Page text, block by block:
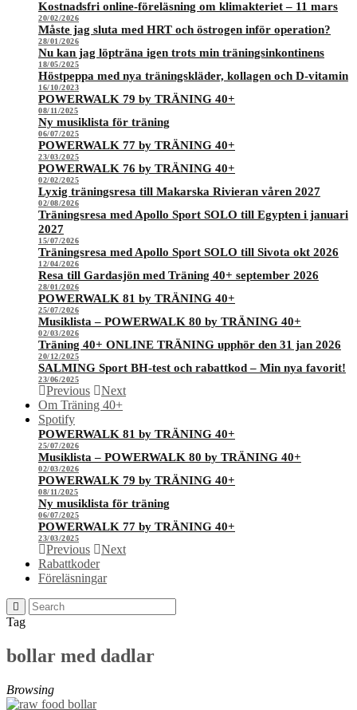
Kostnadsfri online-föreläsning om klimakteriet – 11 mars
20/02/2026
Måste jag sluta med HRT och östrogen inför operation?
28/01/2026
Nu kan jag löpträna igen trots min träningsinkontinens
18/05/2025
Höstpeppa med nya träningskläder, kollagen och D-vitamin
16/10/2023
POWERWALK 79 by TRÄNING 40+
08/11/2025
Ny musiklista för träning
06/07/2025
POWERWALK 77 by TRÄNING 40+
23/03/2025
POWERWALK 76 by TRÄNING 40+
02/02/2025
Lyxig träningsresa till Makarska Rivieran våren 2027
02/08/2026
Träningsresa med Apollo Sport SOLO till Egypten i januari
2027
15/07/2026
Träningsresa med Apollo Sport SOLO till Sivota okt 2026
12/04/2026
Resa till Gardasjön med Träning 40+ september 2026
28/01/2026
POWERWALK 81 by TRÄNING 40+
25/07/2026
Musiklista – POWERWALK 80 by TRÄNING 40+
02/03/2026
Träning 40+ ONLINE TRÄNING upphör den 31 jan 2026
20/12/2025
SALMING Sport BH-test och rabattkod – Min nya favorit!
23/06/2025
Previous
Next
Om Träning 40+
Spotify
POWERWALK 81 by TRÄNING 40+
25/07/2026
Musiklista – POWERWALK 80 by TRÄNING 40+
02/03/2026
POWERWALK 79 by TRÄNING 40+
08/11/2025
Ny musiklista för träning
06/07/2025
POWERWALK 77 by TRÄNING 40+
23/03/2025
Previous
Next
Rabattkoder
Föreläsningar
Tag
bollar med dadlar
Browsing